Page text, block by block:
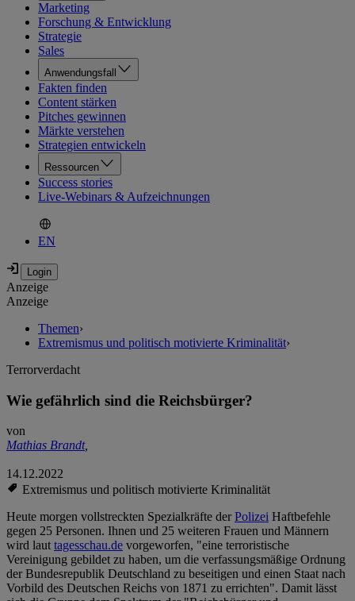
Marketing
Forschung & Entwicklung
Strategie
Sales
Anwendungsfall
Fakten finden
Content stärken
Pitches gewinnen
Märkte verstehen
Strategien entwickeln
Ressourcen
Success stories
Live-Webinars & Aufzeichnungen
EN
Anzeige
Anzeige
Themen›
Extremismus und politisch motivierte Kriminalität›
Terrorverdacht
Wie gefährlich sind die Reichsbürger?
von
Mathias Brandt,
14.12.2022
Extremismus und politisch motivierte Kriminalität
Heute morgen vollstreckten Spezialkräfte derPolizei Haftbefehle
gegen 25 Personen. Ihnen und 25 weiteren Frauen und Männern
wird lauttagesschau.de vorgeworfen, "eine terroristische
Vereinigung gebildet zu haben, um die verfassungsmäßige Ordnung
der Bundesrepublik Deutschland zu beseitigen und einen Staat nach
Vorbild des Deutschen Reichs von 1871 zu errichten". Damit lässt